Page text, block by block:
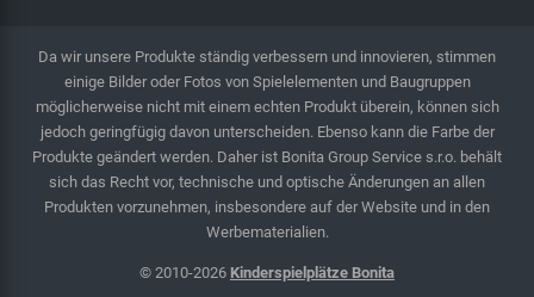
Da wir unsere Produkte ständig verbessern und innovieren, stimmen
einige Bilder oder Fotos von Spielelementen und Baugruppen
möglicherweise nicht mit einem echten Produkt überein, können sich
jedoch geringfügig davon unterscheiden. Ebenso kann die Farbe der
Produkte geändert werden. Daher ist Bonita Group Service s.r.o. behält
sich das Recht vor, technische und optische Änderungen an allen
Produkten vorzunehmen, insbesondere auf der Website und in den
Werbematerialien.
© 2010-2026 Kinderspielplätze Bonita